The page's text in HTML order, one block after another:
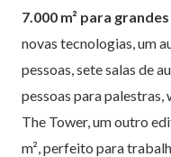
7.000 m² para
novas tecnologias, um
pessoas, sete salas de
pessoas para palestras,
The Tower, um outro
m², perfeito para